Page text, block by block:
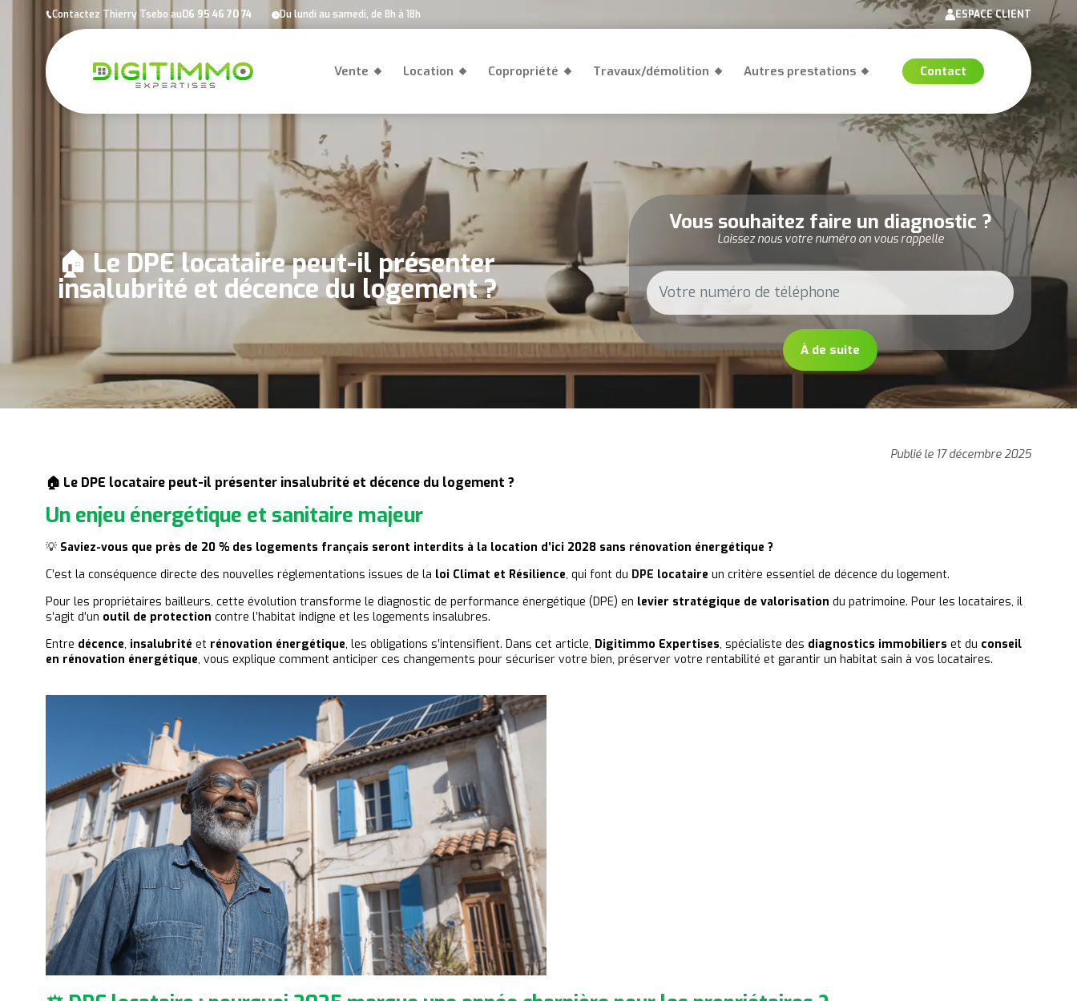
Contactez Thierry Tsebo au06 95 46 70 74 Du lundi au samedi, de 8h à 18h ESPACE CLIENT
Vente Location Copropriété Travaux/démolition Autres prestations Contact
🏠 Le DPE locataire peut-il présenter
insalubrité et décence du logement ?
Vous souhaitez faire un diagnostic ?
Laissez nous votre numéro on vous rappelle
À de suite
Publié le 17 décembre 2025
🏠 Le DPE locataire peut-il présenter insalubrité et décence du logement ?
Un enjeu énergétique et sanitaire majeur
💡 Saviez-vous que près de 20 % des logements français seront interdits à la location d’ici 2028 sans rénovation énergétique ?
C’est la conséquence directe des nouvelles réglementations issues de la loi Climat et Résilience, qui font du DPE locataire un critère essentiel de décence du logement.
Pour les propriétaires bailleurs, cette évolution transforme le diagnostic de performance énergétique (DPE) en levier stratégique de valorisation du patrimoine. Pour les locataires, il
s’agit d’un outil de protection contre l’habitat indigne et les logements insalubres.
Entre décence, insalubrité et rénovation énergétique, les obligations s’intensifient. Dans cet article, Digitimmo Expertises, spécialiste des diagnostics immobiliers et du conseil
en rénovation énergétique, vous explique comment anticiper ces changements pour sécuriser votre bien, préserver votre rentabilité et garantir un habitat sain à vos locataires.
Panneau de gestion des cookies